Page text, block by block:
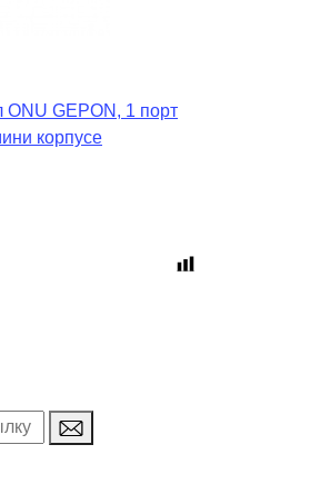
ONU GEPON, 1 порт
корпусе